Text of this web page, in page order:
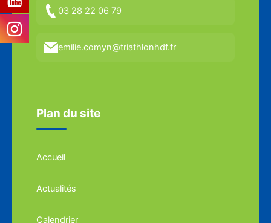
03 28 22 06 79
emilie.comyn@triathlonhdf.fr
Plan du site
Accueil
Actualités
Calendrier